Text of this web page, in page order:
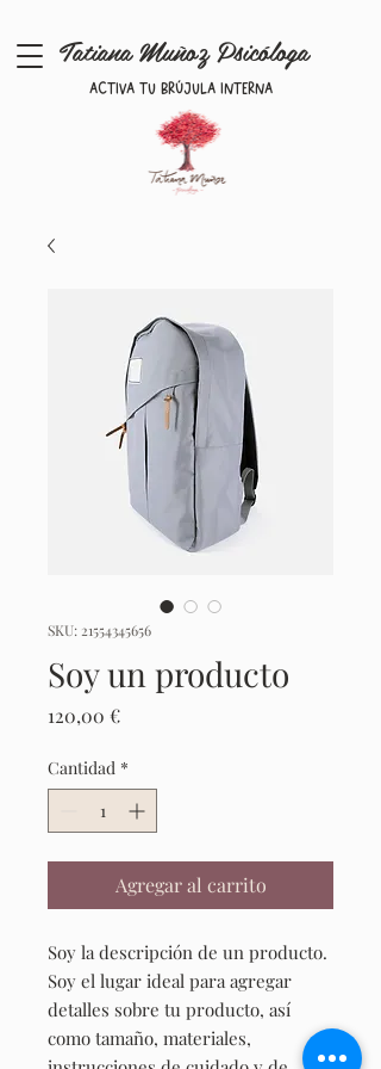
Tatiana Muñoz Psicóloga
Activa tu brújula interna
SKU: 21554345656
Soy un producto
120,00 €Precio
Cantidad *
Agregar al carrito
Soy la descripción de un producto.
Soy el lugar ideal para agregar
detalles sobre tu producto, así
como tamaño, materiales,